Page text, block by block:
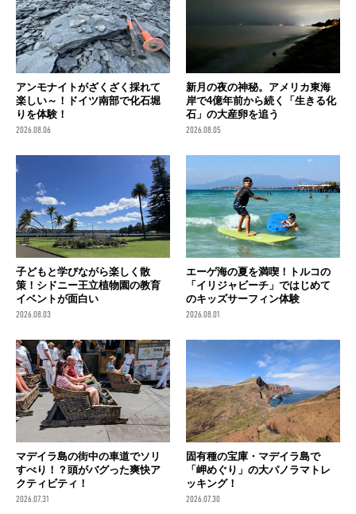
アンモナイトがざくざく採れて
楽しい～！ドイツ南部で化石堀
りを体験！
2026.08.06
新月の夜の神秘。アメリカ東海
岸で4億年前から続く「生きる化
石」の大産卵を追う
2026.08.05
子どもと学びながら楽しく散
策！シドニー王立植物園の教育
イベントが面白い
2026.08.03
エーゲ海の夏を満喫！トルコの
「イリジャビーチ」ではじめて
のキッズサーフィン体験
2026.08.01
マデイラ島の街中の車道でソリ
すべり！？頭がバグった爽快ア
クティビティ！
2026.07.31
固有種の宝庫・マデイラ島で
「岬めぐり」の大パノラマトレ
ッキング！
2026.07.30